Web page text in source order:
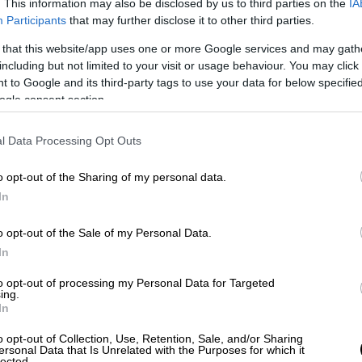
This information may also be disclosed by us to third parties on the
Participants that may further disclose it to other third parties.
that this website/app uses one or more Google services and may
but not limited to your visit or usage behaviour. You may
to Google and its third-party tags to use your data for below
consent section.
Data Processing Opt Outs
opt-out of the Sharing of my personal data.
opt-out of the Sale of my Personal Data.
opt-out of processing my Personal Data for Targeted
opt-out of Collection, Use, Retention, Sale, and/or Sharing
Data that Is Unrelated with the Purposes for which it
ότι τα δικαιώματα του ιρανικού λαού
είναι πλήρως εγγυημένα», δήλωσε ο
επικεφαλής διαπραγματευτής της
Τεχεράνης
Αποθέωση στο Παρίσι για την
πρωταθλήτρια Ευρώπης Παρί Σεν
Το Παρίσι γιορτάζει για την back to
League